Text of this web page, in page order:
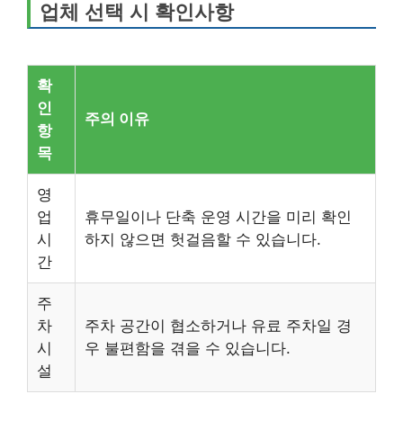
업체 선택 시 확인사항
확
인
항
목
주의 이유
영
업
시
간
휴무일이나 단축 운영 시간을 미리 확인
하지 않으면 헛걸음할 수 있습니다.
주
차
시
설
주차 공간이 협소하거나 유료 주차일 경
우 불편함을 겪을 수 있습니다.